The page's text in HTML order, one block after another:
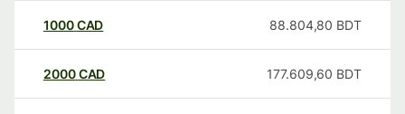
1000CAD 88.804,80 BDT
2000CAD 177.609,60 BDT